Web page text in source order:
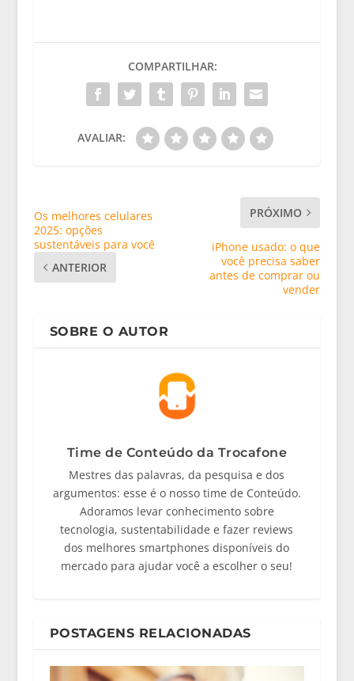
COMPARTILHAR:
AVALIAR:
Os melhores celulares
2025: opções
sustentáveis para você
ANTERIOR
PRÓXIMO
iPhone usado: o que
você precisa saber
antes de comprar ou
vender
SOBRE O AUTOR
Time de Conteúdo da Trocafone
Mestres das palavras, da pesquisa e dos
argumentos: esse é o nosso time de Conteúdo.
Adoramos levar conhecimento sobre
tecnologia, sustentabilidade e fazer reviews
dos melhores smartphones disponíveis do
mercado para ajudar você a escolher o seu!
POSTAGENS RELACIONADAS